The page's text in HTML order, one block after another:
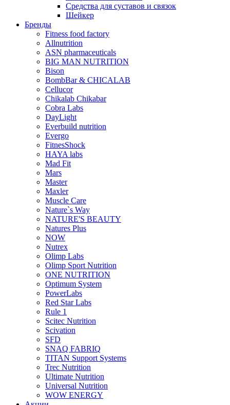
Средства для суставов и связок
Шейкер
Бренды
Fitness food factory
Allnutrition
ASN pharmaceuticals
BIG MAN NUTRITION
Bison
BombBar & CHICALAB
Cellucor
Chikalab Chikabar
Cobra Labs
DayLight
Everbuild nutrition
Evergo
FitnesShock
HAYA labs
Mad Fit
Mars
Master
Maxler
Muscle Care
Nature`s Way
NATURE'S BEAUTY
Natures Plus
NOW
Nutrex
Olimp Labs
Olimp Sport Nutrition
ONE NUTRITION
Optimum System
PowerLabs
Red Star Labs
Rule 1
Scitec Nutrition
Scivation
SFD
SNAQ FABRIQ
TITAN Support Systems
Trec Nutrition
Ultimate Nutrition
Universal Nutrition
WOW ENERGY